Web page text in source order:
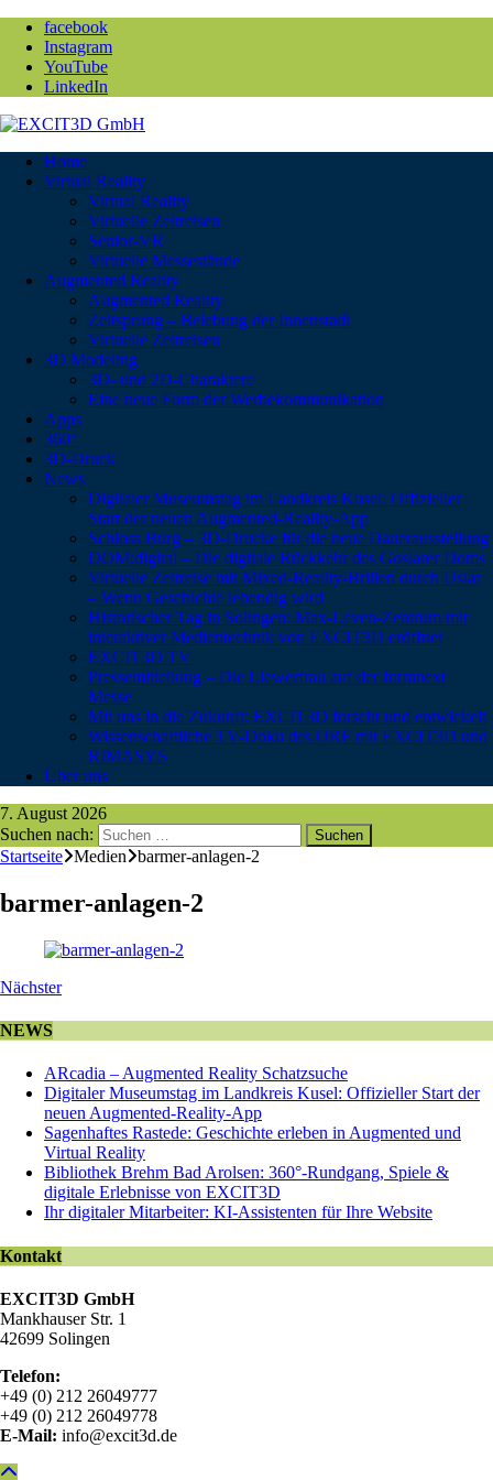
facebook
Instagram
YouTube
LinkedIn
Home
Virtual Reality
Virtual Reality
Virtuelle Zeitreisen
Senior-VR
Virtuelle Messestände
Augmented Reality
Augmented Reality
Zeitsprung – Belebung der Innenstadt
Virtuelle Zeitreisen
3D Modeling
3D- und 2D-Charaktere
Eine neue Form der Werbekommunikation
Apps
360°
3D-Druck
News
Digitaler Museumstag im Landkreis Kusel: Offizieller
Start der neuen Augmented-Reality-App
Schloss Burg – 3D-Drucke für die neue Dauerausstellung
DOM:digital – Die digitale Rückkehr des Goslarer Doms
Virtuelle Zeitreise mit Mixed-Reality-Brillen durch Uslar
– Wenn Geschichte lebendig wird
Historischer Tag in Solingen: Max-Leven-Zentrum mit
interaktiver Medientechnik von EXCIT3D eröffnet
EXCIT3D TV
Pressemitteilung – Die Liewerfrau auf der formnext
Messe
Mit uns in die Zukunft: EXCIT3D forscht und entwickelt
Wissenschaftliche TV-Doku des ORF mit EXCIT3D und
RIMASYS
Über uns
7. August 2026
Suchen nach:
Startseite Medien barmer-anlagen-2
barmer-anlagen-2
Nächster
NEWS
ARcadia – Augmented Reality Schatzsuche
Digitaler Museumstag im Landkreis Kusel: Offizieller Start der
neuen Augmented-Reality-App
Sagenhaftes Rastede: Geschichte erleben in Augmented und
Virtual Reality
Bibliothek Brehm Bad Arolsen: 360°-Rundgang, Spiele &
digitale Erlebnisse von EXCIT3D
Ihr digitaler Mitarbeiter: KI-Assistenten für Ihre Website
Kontakt
EXCIT3D GmbH
Mankhauser Str. 1
42699 Solingen
Telefon:
+49 (0) 212 26049777
+49 (0) 212 26049778
E-Mail: info@excit3d.de